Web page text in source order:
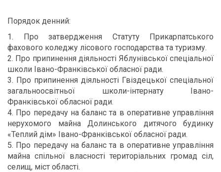
Порядок денний:
1. Про затвердження Статуту Прикарпатського
фахового коледжу лісового господарства та туризму.
2. Про припинення діяльності Яблунівської спеціальної
школи Івано-Франківської обласної ради.
3. Про припинення діяльності Гвіздецької спеціальної
загальноосвітньої школи-інтернату Івано-
Франківської обласної ради.
4. Про передачу на баланс та в оперативне управління
нерухомого майна Долинського дитячого будинку
«Теплий дім» Івано-Франківської обласної ради.
5. Про передачу на баланс та в оперативне управління
майна спільної власності територіальних громад сіл,
селищ, міст області.